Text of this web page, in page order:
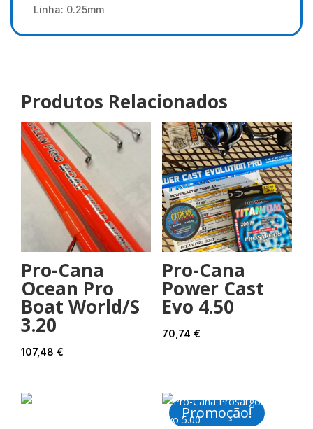
Linha: 0.25mm
Produtos Relacionados
Pro-Cana
Ocean Pro
Boat World/S
3.20
107,48 €
Pro-Cana
Power Cast
Evo 4.50
70,74 €
Promoção!